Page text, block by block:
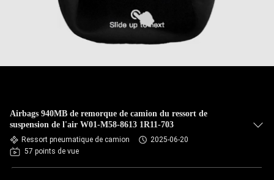
Airbags 940MB de remorque de camion du ressort de
suspension de l'air W01-M58-8613 1R11-703
Ressort pneumatique de camion
2025-06-20
57 points de vue